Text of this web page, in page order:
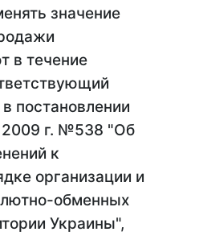
значение
в течение
постановлении
2009 г. №538 "Об
к
организации и
обменных
Украины",